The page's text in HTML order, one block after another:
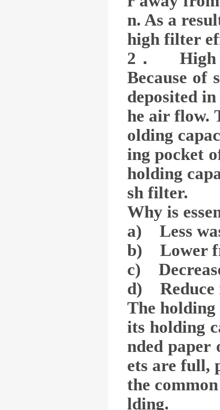
n. As a
high filter
2． High
Because of
deposited
he air flow.
olding
ing pocket
holding
sh filter.
Why is
a) Less
b) Lower
c)
d) Reduce
The
its holding
nded paper
ets are full,
the
lding.